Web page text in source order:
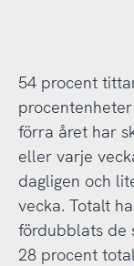
54 procent
förra året har
eller varje
dagligen och
vecka. Totalt
fördubblats de
28 procent